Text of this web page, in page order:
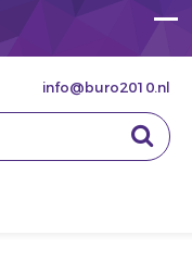
info@buro2010.nl